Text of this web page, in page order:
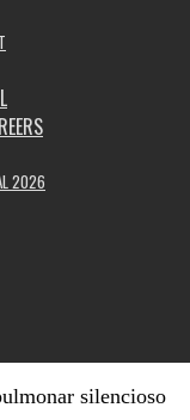
2026
silencioso